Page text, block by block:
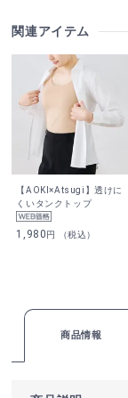
関連アイテム
【AOKI×Atsugi】透けに
くいタンクトップ
1,980円 （税込）
商品情報